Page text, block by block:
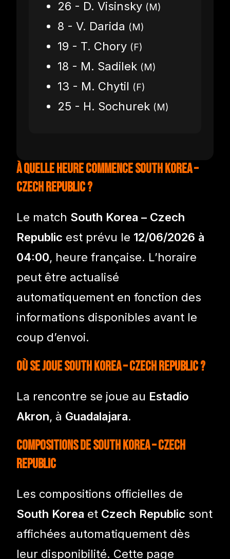
26 - D. Visinsky (M)
8 - V. Darida (M)
19 - T. Chory (F)
18 - M. Sadilek (M)
13 - M. Chytil (F)
25 - H. Sochurek (M)
À quelle heure commence South Korea –
Czech Republic ?
Le match South Korea – Czech
Republic est prévu le 12/06/2026 à
04:00, heure française. L’horaire
peut être actualisé
automatiquement en fonction des
informations disponibles avant le
coup d’envoi.
Où se joue South Korea – Czech Republic ?
La rencontre se joue au Estadio
Akron, à Guadalajara.
Compositions de South Korea – Czech
Republic
Les compositions officielles de
South Korea et Czech Republic sont
affichées automatiquement dès
leur disponibilité. Cette page